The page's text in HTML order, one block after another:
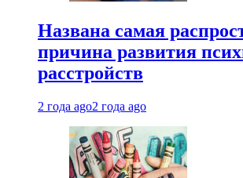
Названа самая
причина развития
расстройств
2 года ago2 года ago